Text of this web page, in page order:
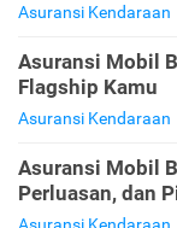
Asuransi Kendaraan
Asuransi Mobil
Flagship Kamu
Asuransi Kendaraan
Asuransi Mobil
Perluasan, dan
Asuransi Kendaraan